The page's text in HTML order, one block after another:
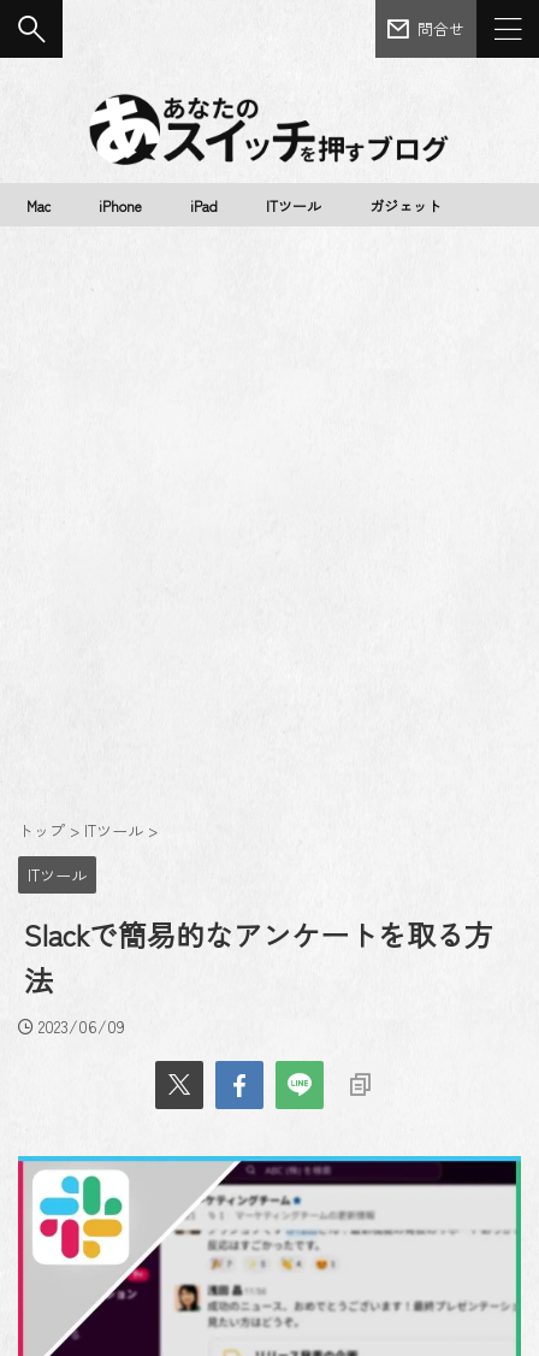
問合せ
Mac iPhone iPad ITツール ガジェット
トップ > ITツール >
ITツール
Slackで簡易的なアンケートを取る方
法
2023/06/09